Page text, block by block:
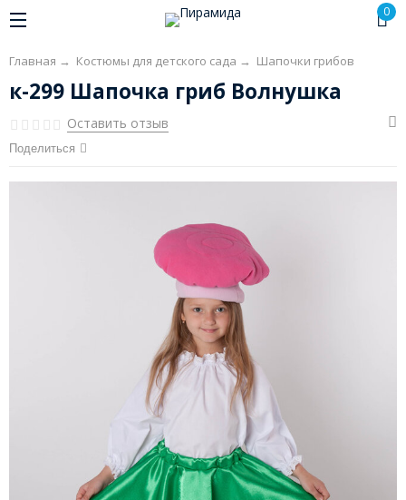
0
Главная → Костюмы для детского сада → Шапочки грибов
к-299 Шапочка гриб Волнушка
Оставить отзыв
Поделиться